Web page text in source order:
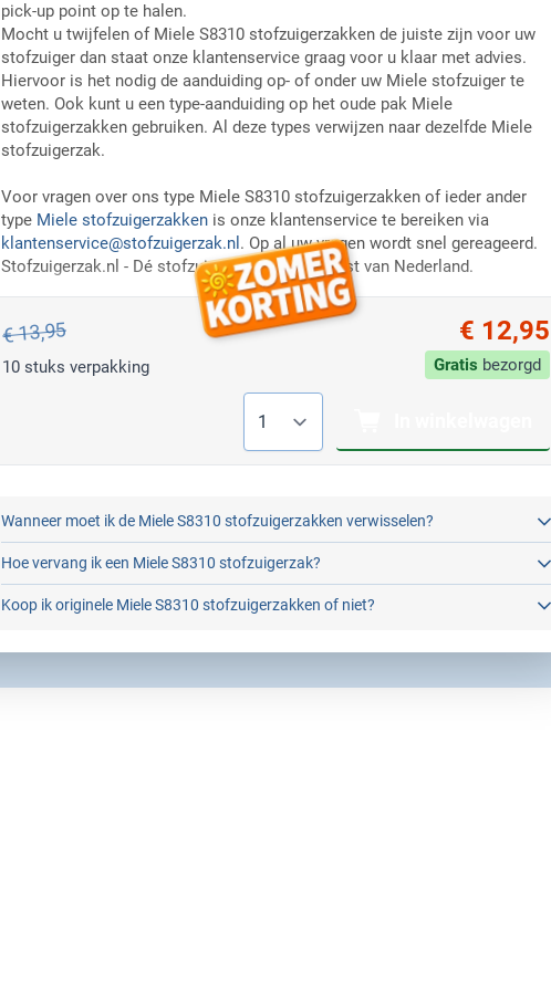
pick-up point op te halen.
Mocht u twijfelen of Miele S8310 stofzuigerzakken de juiste zijn voor uw
stofzuiger dan staat onze klantenservice graag voor u klaar met advies.
Hiervoor is het nodig de aanduiding op- of onder uw Miele stofzuiger te
weten. Ook kunt u een type-aanduiding op het oude pak Miele
stofzuigerzakken gebruiken. Al deze types verwijzen naar dezelfde Miele
stofzuigerzak.
Voor vragen over ons type Miele S8310 stofzuigerzakken of ieder ander
type Miele stofzuigerzakkenis onze klantenservice te bereiken via
klantenservice@stofzuigerzak.nl . Op al uw vragen wordt snel gereageerd.
Stofzuigerzak.nl - Dé stofzuigerzakken specialist van Nederland.
€ 13,95 € 12,95
10 stuks verpakking Gratis bezorgd
Wanneer moet ik de Miele S8310 stofzuigerzakken verwisselen?
Hoe vervang ik een Miele S8310 stofzuigerzak?
Koop ik originele Miele S8310 stofzuigerzakken of niet?